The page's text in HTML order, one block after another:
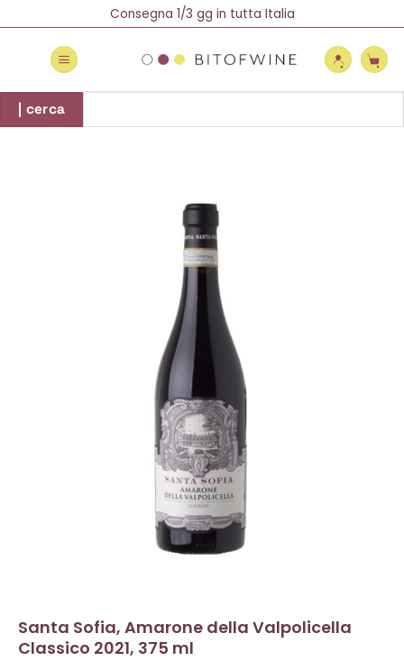
ai
contenuti
Spedizione Gratuita oltre 69 €
Consegna 1/3 gg in tutta Italia
Newsletter = 5% di Sconto!
| cerca
Santa Sofia, Amarone della Valpolicella
Classico 2021, 375 ml